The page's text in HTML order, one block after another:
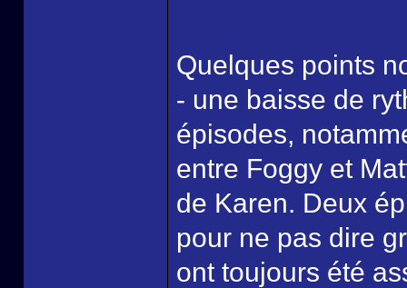
Quelques points
- une baisse de
épisodes,
entre Foggy et
de Karen. Deux
pour ne pas dire
ont toujours été